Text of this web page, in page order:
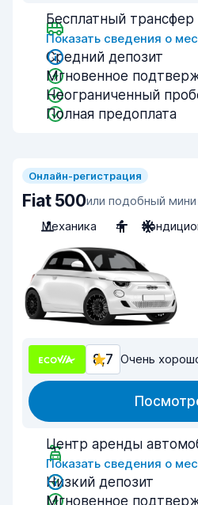
Бесплатный трансфер
Показать сведения о
Средний депозит
Мгновенное
Неограниченный
Полная предоплата
Онлайн-регистрация
Fiat 500или подобный мини
Механика
4
8,7 Очень
Центр аренды
Показать сведения о
Низкий депозит
Мгновенное